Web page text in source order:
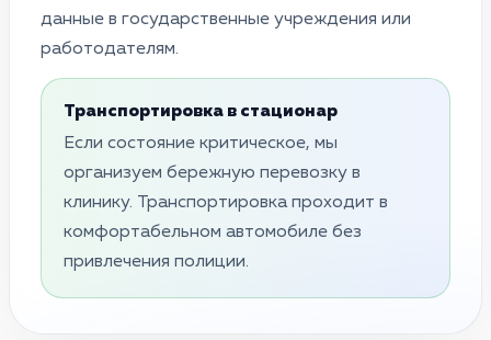
данные в государственные учреждения или
работодателям.
Транспортировка в стационар
Если состояние критическое, мы
организуем бережную перевозку в
клинику. Транспортировка проходит в
комфортабельном автомобиле без
привлечения полиции.